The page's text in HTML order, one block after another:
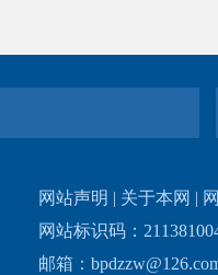
网站声明 | 关于本网 |
网站标识码：
邮箱：